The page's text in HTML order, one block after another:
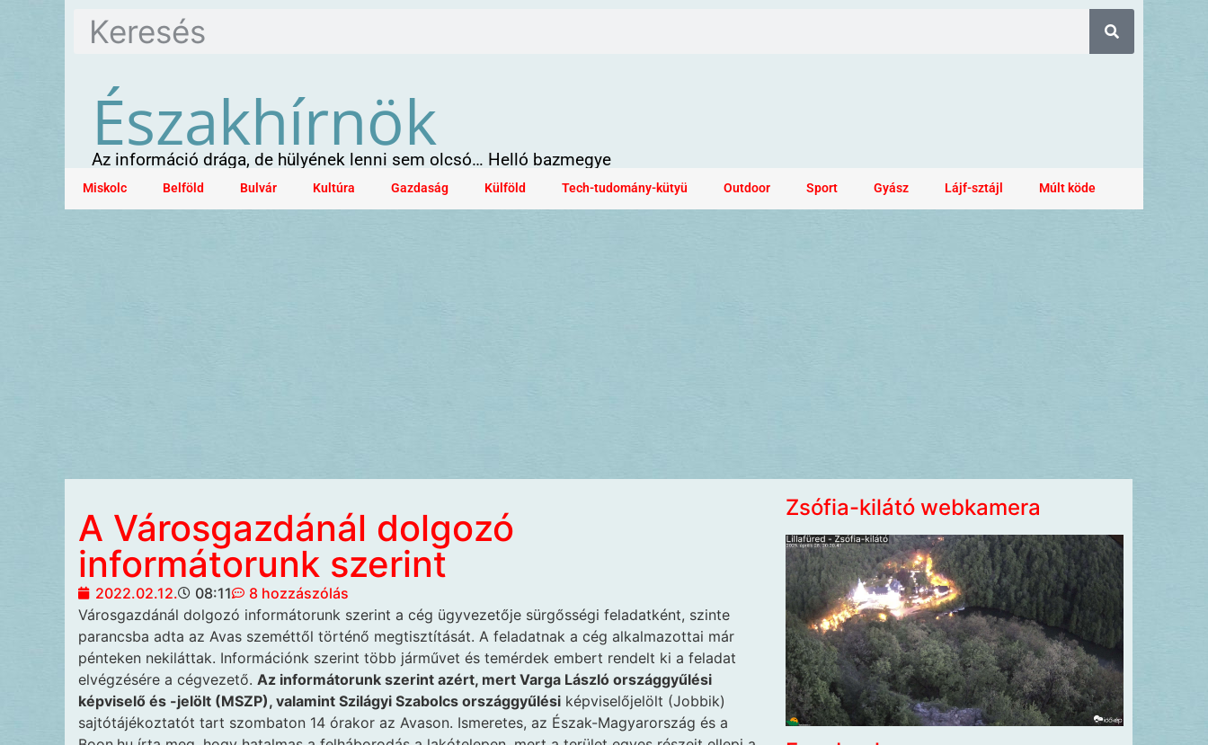
Északhírnök
Az információ drága, de hülyének lenni sem olcsó… Helló bazmegye
Miskolc Belföld Bulvár Kultúra Gazdaság Külföld Tech-tudomány-kütyü Outdoor Sport Gyász Lájf-sztájl Múlt köde
A Városgazdánál dolgozó
informátorunk szerint
2022.02.12. 08:11
8 hozzászólás
Városgazdánál dolgozó informátorunk szerint a cég ügyvezetője sürgősségi feladatként, szinte
parancsba adta az Avas szeméttől történő megtisztítását. A feladatnak a cég alkalmazottai már
pénteken nekiláttak. Információnk szerint több járművet és temérdek embert rendelt ki a feladat
elvégzésére a cégvezető. Az informátorunk szerint azért, mert Varga László országgyűlési
képviselő és -jelölt (MSZP), valamint Szilágyi Szabolcs országgyűlési képviselőjelölt (Jobbik)
sajtótájékoztatót tart szombaton 14 órakor az Avason. Ismeretes, az Észak-Magyarország és a
Zsófia-kilátó webkamera